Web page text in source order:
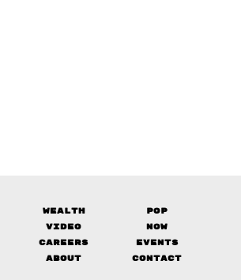
Wealth
Pop
Video
Now
Careers
Events
About Contact